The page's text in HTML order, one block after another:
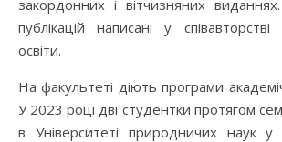
закордонних і вітчизняних
публікацій написані у
освіти.
На факультеті діють програми
У 2023 році дві студентки протягом
в Університеті природничих наук у